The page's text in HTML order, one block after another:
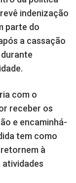
indenização
parte do
a cassação
com o
receber os
e encaminhá-
tem como
à